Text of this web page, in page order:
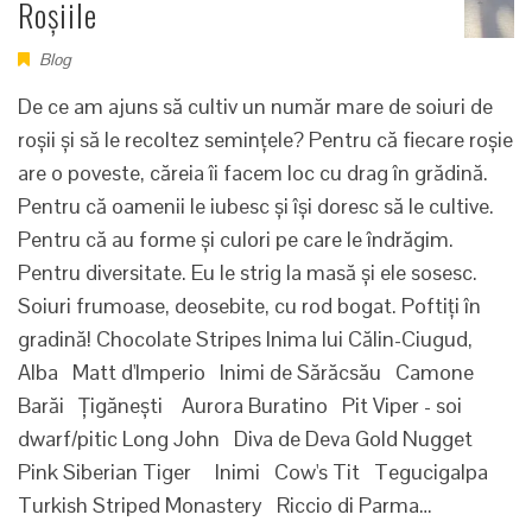
Roșiile
Blog
De ce am ajuns să cultiv un număr mare de soiuri de
roșii și să le recoltez semințele? Pentru că fiecare roșie
are o poveste, căreia îi facem loc cu drag în grădină.
Pentru că oamenii le iubesc și își doresc să le cultive.
Pentru că au forme și culori pe care le îndrăgim.
Pentru diversitate. Eu le strig la masă și ele sosesc.
Soiuri frumoase, deosebite, cu rod bogat. Poftiți în
gradină! Chocolate Stripes Inima lui Călin-Ciugud,
Alba Matt d'Imperio Inimi de Sărăcsău Camone
Barăi Țigănești Aurora Buratino Pit Viper - soi
dwarf/pitic Long John Diva de Deva Gold Nugget
Pink Siberian Tiger Inimi Cow's Tit Tegucigalpa
Turkish Striped Monastery Riccio di Parma…